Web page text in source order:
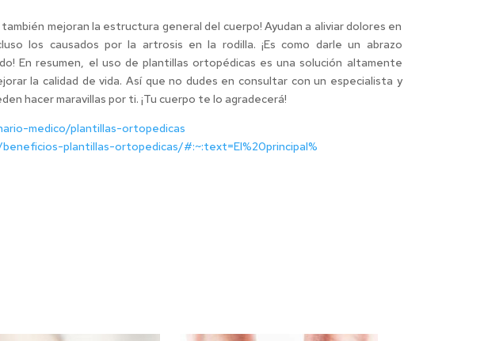
mejoran la estructura general del cuerpo! Ayudan a aliviar dolores en
los causados por la artrosis en la rodilla. ¡Es como darle un abrazo
En resumen, el uso de plantillas ortopédicas es una solución altamente
la calidad de vida. Así que no dudes en consultar con un especialista y
hacer maravillas por ti. ¡Tu cuerpo te lo agradecerá!
medico/plantillas-ortopedicas
plantillas-ortopedicas/#:~:text=El%20principal%